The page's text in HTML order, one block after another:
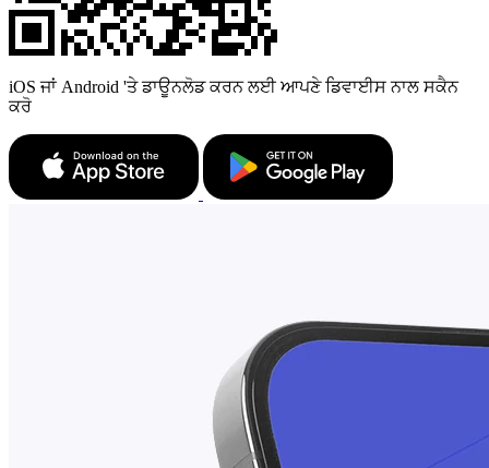
iOS ਜਾਂ Android 'ਤੇ ਡਾਊਨਲੋਡ ਕਰਨ ਲਈ ਆਪਣੇ ਡਿਵਾਈਸ ਨਾਲ ਸਕੈਨ
ਕਰੋ